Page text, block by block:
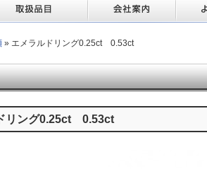
» エメラルドリング0.25ct 0.53ct
リング0.25ct 0.53ct